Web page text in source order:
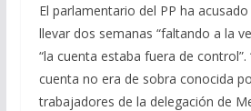
El parlamentario del PP ha
llevar dos semanas “faltando a la
“la cuenta estaba fuera de control”.
cuenta no era de sobra conocida
trabajadores de la delegación de